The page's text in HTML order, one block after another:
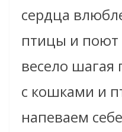
сердца
птицы и
весело шагая
с кошками и
напеваем